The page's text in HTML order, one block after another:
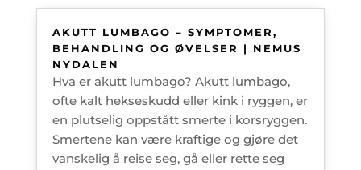
AKUTT LUMBAGO – SYMPTOMER,
BEHANDLING OG ØVELSER | NEMUS
NYDALEN
Hva er akutt lumbago? Akutt lumbago,
ofte kalt hekseskudd eller kink i ryggen, er
en plutselig oppstått smerte i korsryggen.
Smertene kan være kraftige og gjøre det
vanskelig å reise seg, gå eller rette seg